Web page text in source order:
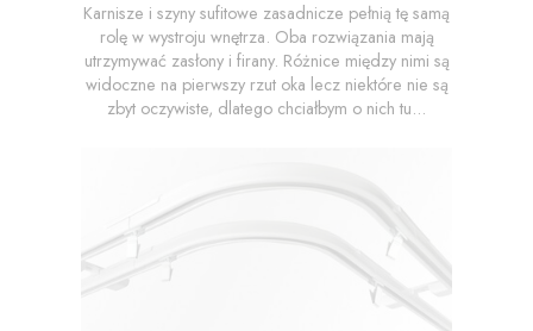
Karnisze i szyny sufitowe zasadnicze pełnią tę samą
rolę w wystroju wnętrza. Oba rozwiązania mają
utrzymywać zasłony i firany. Różnice między nimi są
widoczne na pierwszy rzut oka lecz niektóre nie są
zbyt oczywiste, dlatego chciałbym o nich tu...